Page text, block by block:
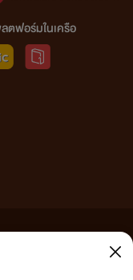
ตฟอร์มในเครือ
ดังนั้นผู้อ่านทุกท่านโปรดใช้
ที่ขัดต่อกฎหมายและศีลธรรม